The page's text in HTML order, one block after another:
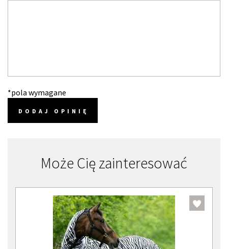
*pola wymagane
DODAJ OPINIĘ
Może Cię zainteresować